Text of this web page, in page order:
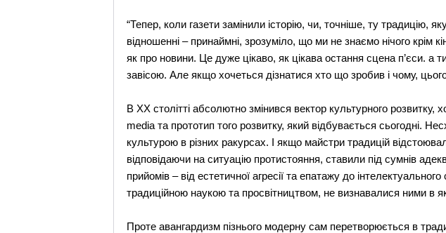
“Тепер, коли газети замінили історію, чи, точніше, ту
відношенні – принаймні, зрозуміло, що ми не знаємо нічого
як про новини. Це дуже цікаво, як цікава остання сцена п’єси. а
завісою. Але якщо хочеться дізнатися хто що зробив і чому,
В XX столітті абсолютно змінився вектор культурного
media та прототип того розвитку, який відбувається сьогодні.
культурою в різних ракурсах. І якщо майстри традицій
відповідаючи на ситуацію протистояння, ставили під сумнів
прийомів – від естетичної агресії та епатажу до
традиційною наукою та просвітництвом, не визнавалися ними в
Проте авангардизм пізнього модерну сам перетворюється в